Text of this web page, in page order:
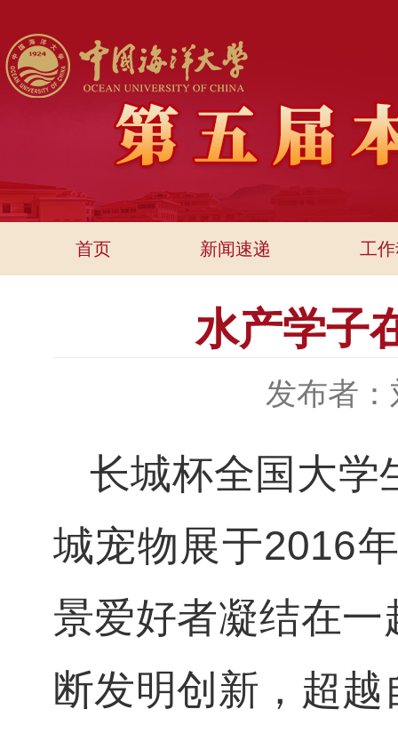
首页 新闻速递 工
水产学子
发布者：
长城杯全国大学
城宠物展于2016
景爱好者凝结在
断发明创新，超